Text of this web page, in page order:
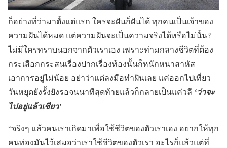
ก็อย่างที่ว่ามาตั้งแต่แรก ใครจะฝันก็ฝันได้ ทุกคนเป็นเจ้าของ
ความฝันได้หมด แต่ความฝันจะเป็นความจริงได้หรือไม่นั้น?
ไม่มีใครทราบนอกจากตัวเราเอง เพราะท่ามกลางชีวิตที่ต้อง
กระเสือกกระสนเรื่องปากเรื่องท้องนั้นก็หนักหนาสาหัส
เอาการอยู่ไม่น้อย อย่าว่าแต่ลงมือทำฝันเลย แค่ออกไปเที่ยว
วันหยุดยังรั้งยังรอจนนาทีสุดท้ายแล้วก็กลายเป็นแค่วลี ‘ว่าจะ
ไปอยู่แล้วเชียว’
“จริงๆ แล้วคนเราเกิดมาเพื่อใช้ชีวิตของตัวเราเอง อยากให้ทุก
คนท่องมันไว้เสมอว่าเราใช้ชีวิตของตัวเรา อะไรก็แล้วแต่ที่